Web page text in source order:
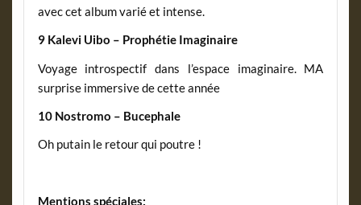
avec cet album varié et intense.
9 Kalevi Uibo – Prophétie Imaginaire
Voyage introspectif dans l’espace imaginaire. MA
surprise immersive de cette année
10 Nostromo – Bucephale
Oh putain le retour qui poutre !
Mentions spéciales: